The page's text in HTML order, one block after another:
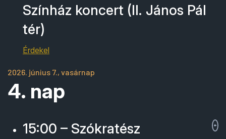
Színház koncert (II. János Pál
tér)
Érdekel
2026. június 7., vasárnap
4. nap
15:00 – Szókratész